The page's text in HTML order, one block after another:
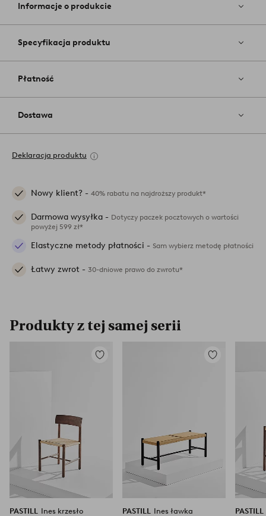
Informacje o produkcie
Specyfikacja produktu
Płatność
Dostawa
Deklaracja produktu
Nowy klient? - 40% rabatu na najdroższy produkt*
Darmowa wysyłka - Dotyczy paczek pocztowych o wartości
powyżej 599 zł*
Elastyczne metody płatności - Sam wybierz metodę płatności
Łatwy zwrot - 30-dniowe prawo do zwrotu*
Produkty z tej samej serii
Dodaj
PASTILL
Ines krzesło
Dodaj
PASTILL
Ines ławka
PASTILL